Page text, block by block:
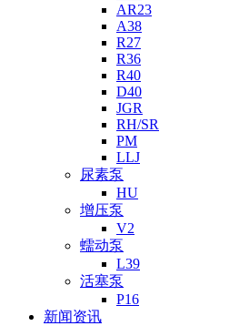
AR23
A38
R27
R36
R40
D40
JGR
RH/SR
PM
LLJ
尿素泵
HU
增压泵
V2
蠕动泵
L39
活塞泵
P16
新闻资讯